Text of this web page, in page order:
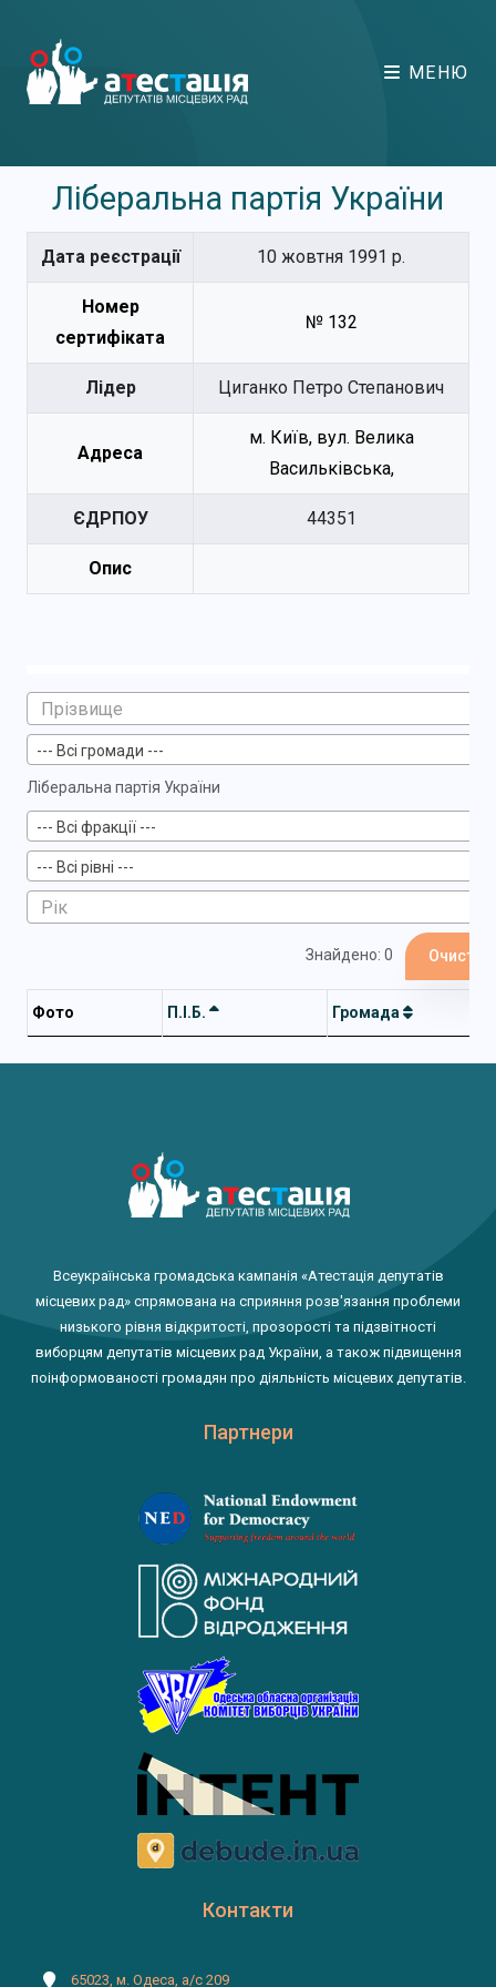
МЕНЮ
Ліберальна партія України
Дата реєстрації 10 жовтня 1991 р.
Номер
сертифіката
№ 132
Лідер Циганко Петро Степанович
Адреса
м. Київ, вул. Велика
Васильківська,
ЄДРПОУ 44351
Опис
--- Всі громади ---
Ліберальна партія України
--- Всі фракції ---
--- Всі рівні ---
Знайдено: 0
Фото П.І.Б. Громада
Всеукраїнська громадська кампанія «Атестація депутатів
місцевих рад» спрямована на сприяння розв'язання проблеми
низького рівня відкритості, прозорості та підзвітності
виборцям депутатів місцевих рад України, а також підвищення
поінформованості громадян про діяльність місцевих депутатів.
Партнери
Контакти
65023, м. Одеса, а/с 209